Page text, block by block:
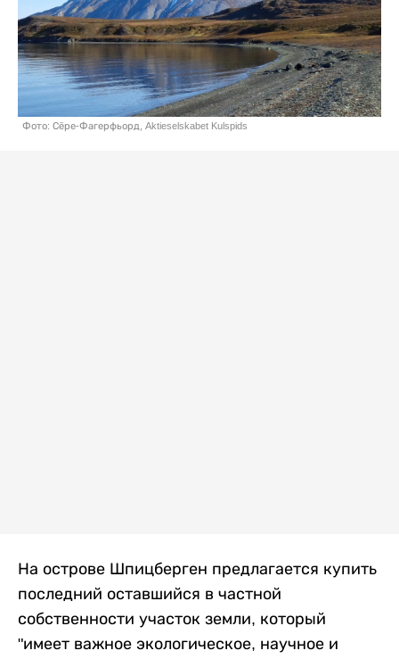
Фото: Сёре-Фагерфьорд, Aktieselskabet Kulspids
На острове Шпицберген предлагается купить
последний оставшийся в частной
собственности участок земли, который
"имеет важное экологическое, научное и